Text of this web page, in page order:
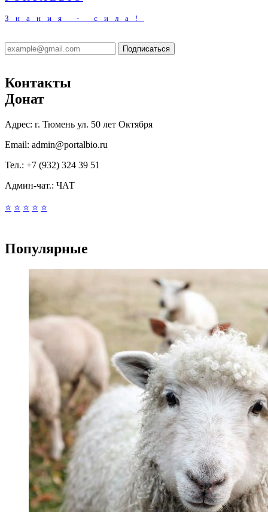
Знания - сила!
Подписаться
Контакты
Донат
Адрес: г. Тюмень ул. 50 лет Октября
Email: admin@portalbio.ru
Тел.: +7 (932) 324 39 51
Админ-чат.: ЧАТ
⭐ ⭐ ⭐ ⭐ ⭐
Популярные